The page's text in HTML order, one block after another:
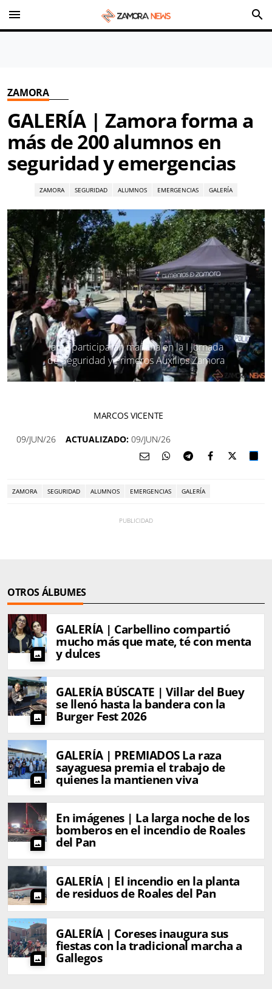
menu search
ZAMORA
GALERÍA | Zamora forma a
más de 200 alumnos en
seguridad y emergencias
ZAMORA SEGURIDAD ALUMNOS EMERGENCIAS GALERÍA
lares participarán mañana en la I Jornada
de Seguridad y Primeros Auxilios Zamora
MARCOS VICENTE
09/JUN/26 ACTUALIZADO: 09/JUN/26
ZAMORA SEGURIDAD ALUMNOS EMERGENCIAS GALERÍA
OTROS ÁLBUMES
photo
GALERÍA | Carbellino compartió
mucho más que mate, té con menta
y dulces
photo
GALERÍA BÚSCATE | Villar del Buey
se llenó hasta la bandera con la
Burger Fest 2026
photo
GALERÍA | PREMIADOS La raza
sayaguesa premia el trabajo de
quienes la mantienen viva
photo
En imágenes | La larga noche de los
bomberos en el incendio de Roales
del Pan
photo
GALERÍA | El incendio en la planta
de residuos de Roales del Pan
photo
GALERÍA | Coreses inaugura sus
fiestas con la tradicional marcha a
Gallegos